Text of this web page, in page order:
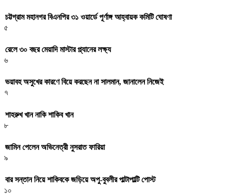
চট্টগ্রাম মহানগর বিএনপির ৩১ ওয়ার্ডে পূর্ণাঙ্গ আহ্বায়ক কমিটি ঘোষণা
৫
রেলে ৩০ বছর মেয়াদি মাস্টার প্ল্যানের লক্ষ্য
৬
ভয়াবহ অসুখের কারণে বিয়ে করছেন না সালমান, জানালেন নিজেই
৭
শাহরুখ খান নাকি শাকিব খান
৮
জামিন পেলেন অভিনেত্রী নুসরাত ফারিয়া
৯
বার সন্তান নিয়ে শাকিবকে জড়িয়ে অপু-বুবলীর পাল্টাপাল্টি পোস্ট
১০